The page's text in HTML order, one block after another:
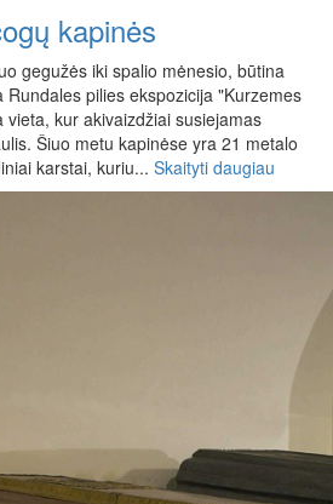
kapinės
gegužės iki spalio mėnesio, būtina
pilies ekspozicija "Kurzemes
vieta, kur akivaizdžiai susiejamas
Šiuo metu kapinėse yra 21 metalo
karstai, kuriu... Skaityti daugiau